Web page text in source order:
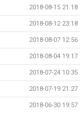
2018-08-15 21:18
2018-08-12 23:18
2018-08-07 12:56
2018-08-04 19:17
2018-07-24 10:35
2018-07-19 21:27
2018-06-30 19:57